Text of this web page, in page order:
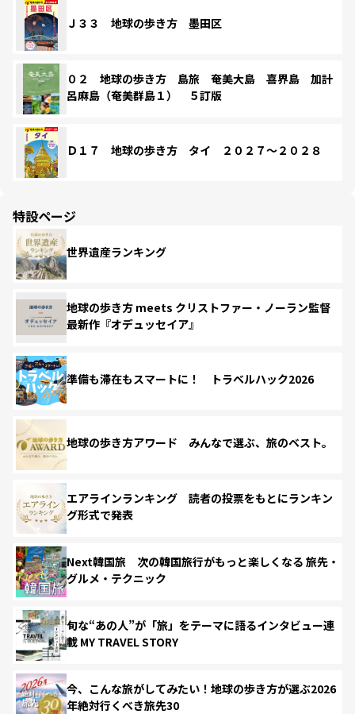
Ｊ３３ 地球の歩き方 墨田区
０２ 地球の歩き方 島旅 奄美大島 喜界島 加計
呂麻島（奄美群島１） ５訂版
Ｄ１７ 地球の歩き方 タイ ２０２７～２０２８
特設ページ
世界遺産ランキング
地球の歩き方 meets クリストファー・ノーラン監督
最新作『オデュッセイア』
準備も滞在もスマートに！ トラベルハック2026
地球の歩き方アワード みんなで選ぶ、旅のベスト。
エアラインランキング 読者の投票をもとにランキン
グ形式で発表
Next韓国旅 次の韓国旅行がもっと楽しくなる 旅先・
グルメ・テクニック
旬な“あの人”が「旅」をテーマに語るインタビュー連
載 MY TRAVEL STORY
今、こんな旅がしてみたい！地球の歩き方が選ぶ2026
年絶対行くべき旅先30